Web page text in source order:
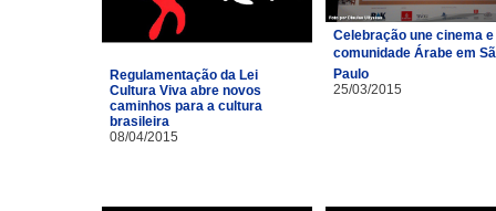
Regulamentação da Lei
Cultura Viva abre novos
caminhos para a cultura
brasileira
08/04/2015
Celebração une cinema e
comunidade Árabe em
Paulo
25/03/2015